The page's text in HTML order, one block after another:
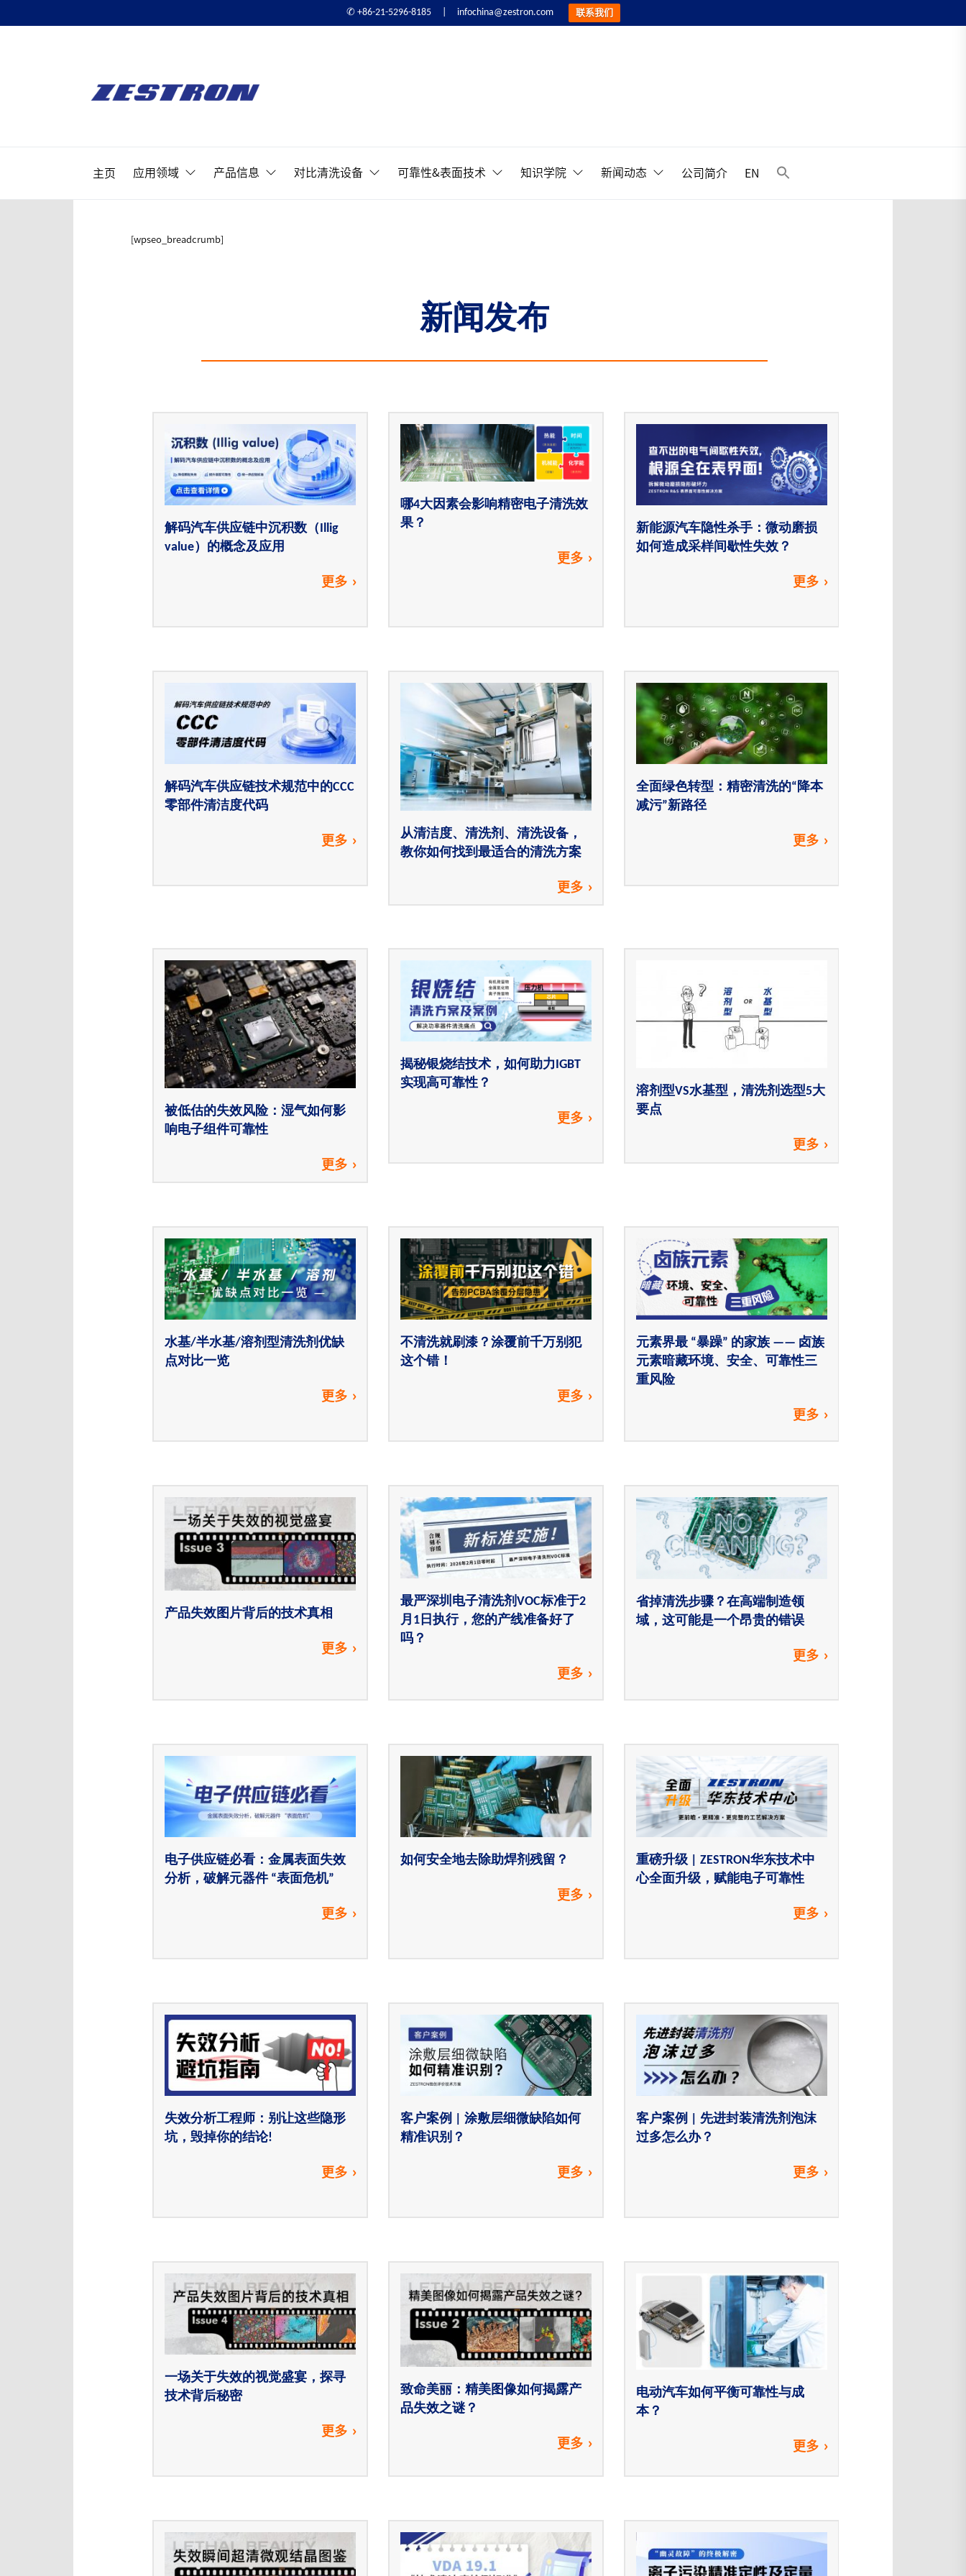
✆ +86-21-5296-8185 | infochina@zestron.com 联系我们
清
主页 应用领域 产品信息 对比清洗设备 可靠性&表面技术 知识学院 新闻动态 公司简介 EN
[wpseo_breadcrumb]
新闻发布
解码汽车供应链中沉积数（Illig
value）的概念及应用
更多
哪4大因素会影响精密电子清洗效
果？
更多
新能源汽车隐性杀手：微动磨损
如何造成采样间歇性失效？
更多
解码汽车供应链技术规范中的CCC
零部件清洁度代码
更多
从清洁度、清洗剂、清洗设备，
教你如何找到最适合的清洗方案
更多
全面绿色转型：精密清洗的“降本
减污”新路径
更多
被低估的失效风险：湿气如何影
响电子组件可靠性
更多
揭秘银烧结技术，如何助力IGBT
实现高可靠性？
更多
溶剂型VS水基型，清洗剂选型5大
要点
更多
水基/半水基/溶剂型清洗剂优缺
点对比一览
更多
不清洗就刷漆？涂覆前千万别犯
这个错！
更多
元素界最 “暴躁” 的家族 —— 卤族
元素暗藏环境、安全、可靠性三
重风险
更多
产品失效图片背后的技术真相
更多
最严深圳电子清洗剂VOC标准于2
月1日执行，您的产线准备好了
吗？
更多
省掉清洗步骤？在高端制造领
域，这可能是一个昂贵的错误
更多
电子供应链必看：金属表面失效
分析，破解元器件 “表面危机”
更多
如何安全地去除助焊剂残留？
更多
重磅升级 | ZESTRON华东技术中
心全面升级，赋能电子可靠性
更多
失效分析工程师：别让这些隐形
坑，毁掉你的结论!
更多
客户案例 | 涂敷层细微缺陷如何
精准识别？
更多
客户案例 | 先进封装清洗剂泡沫
过多怎么办？
更多
一场关于失效的视觉盛宴，探寻
技术背后秘密
更多
致命美丽：精美图像如何揭露产
品失效之谜？
更多
电动汽车如何平衡可靠性与成
本？
更多